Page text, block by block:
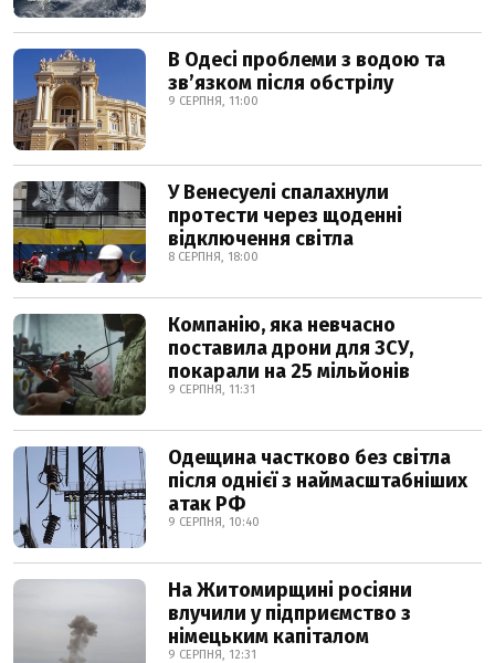
В Одесі проблеми з водою та
звʼязком після обстрілу
9 СЕРПНЯ, 11:00
У Венесуелі спалахнули
протести через щоденні
відключення світла
8 СЕРПНЯ, 18:00
Компанію, яка невчасно
поставила дрони для ЗСУ,
покарали на 25 мільйонів
9 СЕРПНЯ, 11:31
Одещина частково без світла
після однієї з наймасштабніших
атак РФ
9 СЕРПНЯ, 10:40
На Житомирщині росіяни
влучили у підприємство з
німецьким капіталом
9 СЕРПНЯ, 12:31